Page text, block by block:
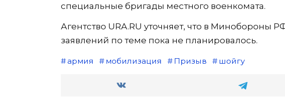
специальные бригады местного военкомата.
Агентство URA.RU уточняет, что в Минобороны
заявлений по теме пока не планировалось.
армия мобилизация Призыв шойгу